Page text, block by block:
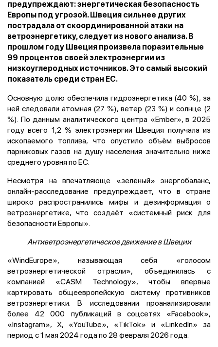
предупреждают: энергетическая безопасность
Европы под угрозой. Швеция сильнее других
пострадала от скоординированной атаки на
ветроэнергетику, следует из нового анализа. В
прошлом году Швеция произвела поразительные
99 процентов своей электроэнергии из
низкоуглеродных источников. Это самый высокий
показатель среди стран ЕС.
Основную долю обеспечила гидроэнергетика (40 %), за
ней следовали атомная (27 %), ветер (23 %) и солнце (2
%). По данным аналитического центра «Ember», в 2025
году всего 1,2 % электроэнергии Швеция получала из
ископаемого топлива, что опустило объём выбросов
парниковых газов на душу населения значительно ниже
среднего уровня по ЕС.
Несмотря на впечатляюще «зелёный» энергобаланс,
онлайн-расследование предупреждает, что в стране
широко распространились мифы и дезинформация о
ветроэнергетике, что создаёт «системный риск для
безопасности Европы».
Антиветроэнергетическое движение в Швеции
«WindEurope», называющая себя «голосом
ветроэнергетической отрасли», объединилась с
компанией «CASM Technology», чтобы впервые
картировать общеевропейскую систему противников
ветроэнергетики. В исследовании проанализировали
более 42 000 публикаций в соцсетях «Facebook»,
«Instagram», X, «YouTube», «TikTok» и «LinkedIn» за
период с 1 мая 2024 года по 28 февраля 2026 года.